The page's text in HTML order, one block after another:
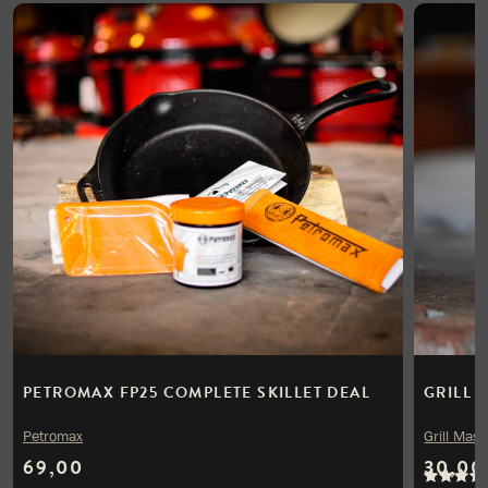
PETROMAX FP25 COMPLETE SKILLET DEAL
69,00
Petromax
GRILL
30,00
Grill